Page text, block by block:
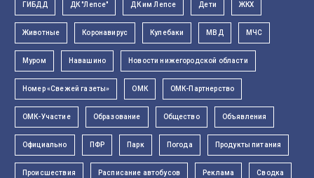
ГИБДД ДК "Лепсе" ДК им Лепсе Дети ЖКХ
Животные Коронавирус Кулебаки МВД МЧС
Муром Навашино Новости нижегородской области
Номер «Свежей газеты» ОМК ОМК-Партнерство
ОМК-Участие Образование Общество Объявления
Официально ПФР Парк Погода Продукты питания
Происшествия Расписание автобусов Реклама Сводка